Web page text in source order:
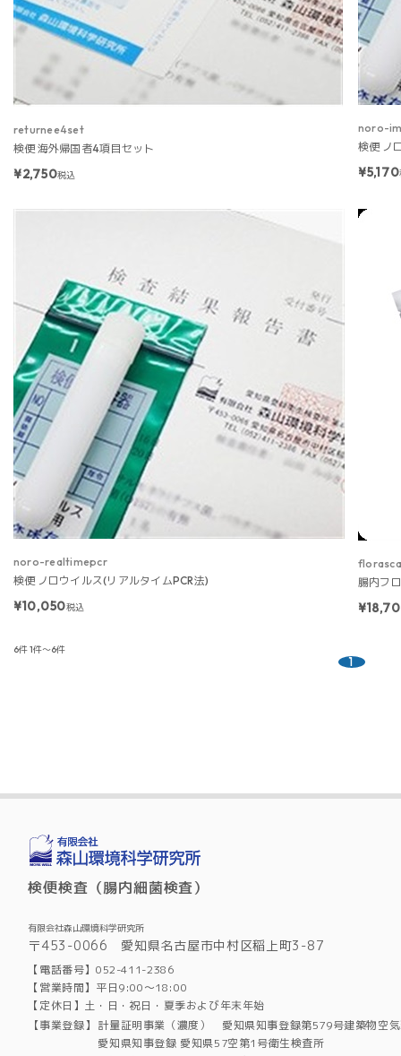
returnee4set
検便 海外帰国者4項目セット
¥2,750税込
noro-
検便 ノ
¥5,170
noro-realtimepcr
検便 ノロウイルス(リアルタイムPCR法)
¥10,050税込
腸内フ
6件1件～6件
1
検便検査（腸内細菌検査）
有限会社森山環境科学研究所
〒453-0066 愛知県名古屋市中村区稲上町3-87
【電話番号】052-411-2386
【営業時間】平日9:00～18:00
【定休日】土・日・祝日・夏季および年末年始
【事業登録】 計量証明事業（濃度） 愛知県知事登録第579号建築物空
愛知県知事登録 愛知県57空第1号衛生検査所